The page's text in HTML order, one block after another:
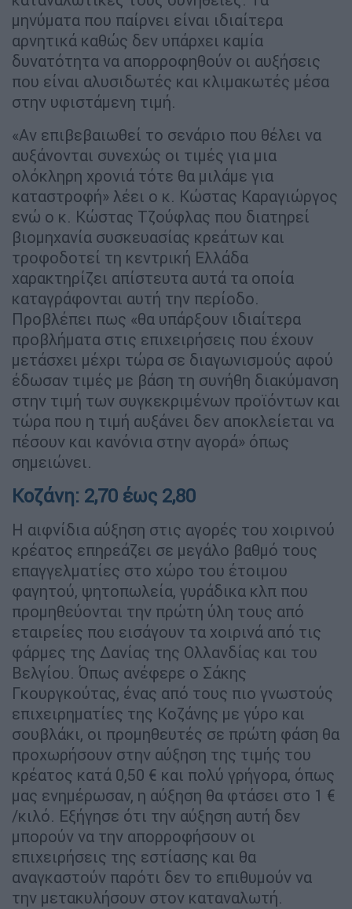
μηνύματα που παίρνει είναι ιδιαίτερα
αρνητικά καθώς δεν υπάρχει καμία
δυνατότητα να απορροφηθούν οι αυξήσεις
που είναι αλυσιδωτές και κλιμακωτές μέσα
στην υφιστάμενη τιμή.
«Αν επιβεβαιωθεί το σενάριο που θέλει να
αυξάνονται συνεχώς οι τιμές για μια
ολόκληρη χρονιά τότε θα μιλάμε για
καταστροφή» λέει ο κ. Κώστας Καραγιώργος
ενώ ο κ. Κώστας Τζούφλας που διατηρεί
βιομηχανία συσκευασίας κρεάτων και
τροφοδοτεί τη κεντρική Ελλάδα
χαρακτηρίζει απίστευτα αυτά τα οποία
καταγράφονται αυτή την περίοδο.
Προβλέπει πως «θα υπάρξουν ιδιαίτερα
προβλήματα στις επιχειρήσεις που έχουν
μετάσχει μέχρι τώρα σε διαγωνισμούς αφού
έδωσαν τιμές με βάση τη συνήθη διακύμανση
στην τιμή των συγκεκριμένων προϊόντων και
τώρα που η τιμή αυξάνει δεν αποκλείεται να
πέσουν και κανόνια στην αγορά» όπως
σημειώνει.
Κοζάνη: 2,70 έως 2,80
Η αιφνίδια αύξηση στις αγορές του χοιρινού
κρέατος επηρεάζει σε μεγάλο βαθμό τους
επαγγελματίες στο χώρο του έτοιμου
φαγητού, ψητοπωλεία, γυράδικα κλπ που
προμηθεύονται την πρώτη ύλη τους από
εταιρείες που εισάγουν τα χοιρινά από τις
φάρμες της Δανίας της Ολλανδίας και του
Βελγίου. Όπως ανέφερε ο Σάκης
Γκουργκούτας, ένας από τους πιο γνωστούς
επιχειρηματίες της Κοζάνης με γύρο και
σουβλάκι, οι προμηθευτές σε πρώτη φάση θα
προχωρήσουν στην αύξηση της τιμής του
κρέατος κατά 0,50 € και πολύ γρήγορα, όπως
μας ενημέρωσαν, η αύξηση θα φτάσει στο 1 €
/κιλό. Εξήγησε ότι την αύξηση αυτή δεν
μπορούν να την απορροφήσουν οι
επιχειρήσεις της εστίασης και θα
αναγκαστούν παρότι δεν το επιθυμούν να
την μετακυλήσουν στον καταναλωτή.